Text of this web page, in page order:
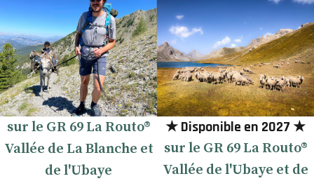
sur le GR 69 La Routo®
Vallée de La Blanche et
de l'Ubaye
★ Disponible en 2027 ★
sur le GR 69 La Routo®
Vallée de l'Ubaye et de